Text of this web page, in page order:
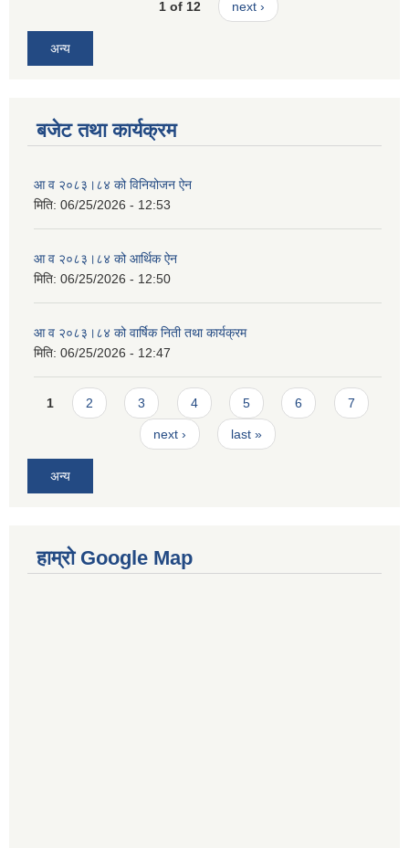
1 of 12 next ›
अन्य
बजेट तथा कार्यक्रम
आ व २०८३।८४ को विनियोजन ऐन
मिति: 06/25/2026 - 12:53
आ व २०८३।८४ को आर्थिक ऐन
मिति: 06/25/2026 - 12:50
आ व २०८३।८४ को वार्षिक निती तथा कार्यक्रम
मिति: 06/25/2026 - 12:47
Pages
1 2 3 4 5 6 7
next › last »
अन्य
हाम्रो Google Map